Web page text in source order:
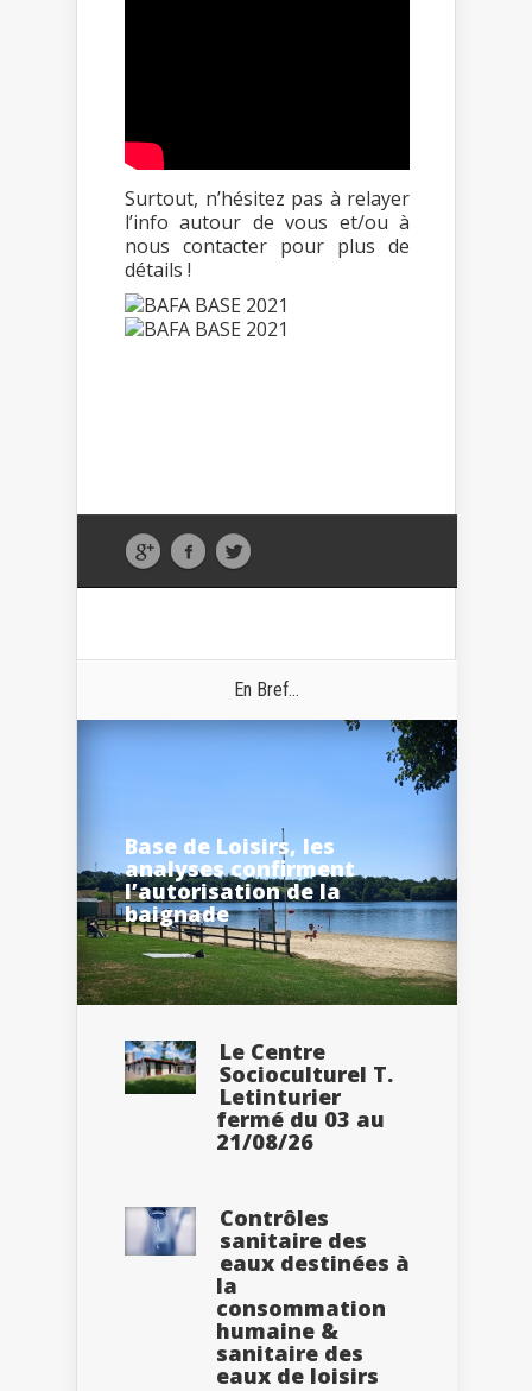
Surtout, n’hésitez pas à relayer
l’info autour de vous et/ou à
nous contacter pour plus de
détails !
En Bref...
Base de Loisirs, les
analyses confirment
l’autorisation de la
baignade
Le Centre
Socioculturel T.
Letinturier
fermé du 03 au
21/08/26
Contrôles
sanitaire des
eaux destinées à
la
consommation
humaine &
sanitaire des
eaux de loisirs